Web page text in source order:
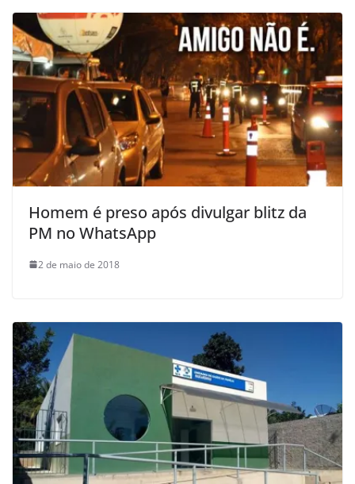
Homem é preso após divulgar blitz da
PM no WhatsApp
2 de maio de 2018